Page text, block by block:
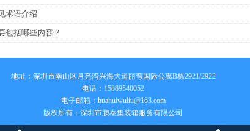
术语介绍
包括哪些内容？
地址：深圳市南山区月亮湾兴海大道丽弯国际公寓B栋2921/2922
电话：15889540052
电子邮箱： huahuiwuliu@163.com
版权所有：深圳市鹏泰集装箱服务有限公司